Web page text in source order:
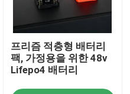
프리즘 적층형 배터리
팩, 가정용을 위한 48v
Lifepo4 배터리